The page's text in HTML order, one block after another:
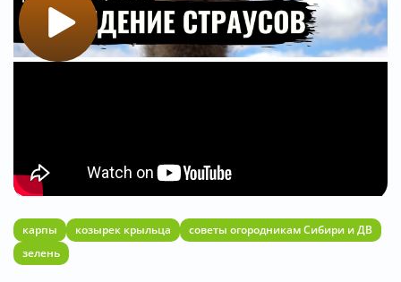
карпы козырек крыльца
советы огородникам Сибири и ДВ
зелень